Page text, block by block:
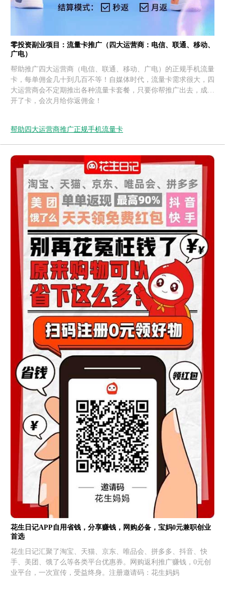
零投资副业项目：流量卡推广（四大运营商：电信、联通、移动、
广电）
帮助推广四大运营商（电信、联通、移动、广电）的正规手机流量
卡，每单佣金几十到几百不等！自媒体时代，流量卡需求很大，四
大运营商会不定期推出各种流量卡套餐，只要你帮推广出去，成功
开了卡，会次月给你返佣金！
帮助四大运营商推广正规手机流量卡
花生日记APP自用省钱，分享赚钱，网购必备，宝妈0元兼职创业
首选
花生日记汇聚了淘宝、天猫、京东、唯品会、拼多多、抖音、快
手、美团、饿了么等各类平台优惠券。网购返利推广赚钱，0元创
业平台，一次宣传，受益终身。注册邀请码：花生妈妈